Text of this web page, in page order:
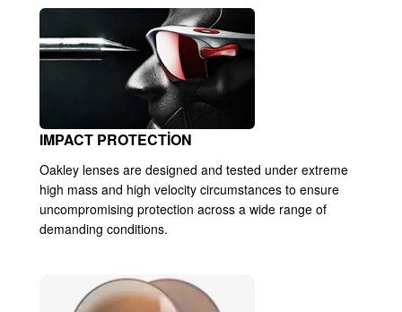
IMPACT PROTECTION
Oakley lenses are designed and tested under extreme
high mass and high velocity circumstances to ensure
uncompromising protection across a wide range of
demanding conditions.